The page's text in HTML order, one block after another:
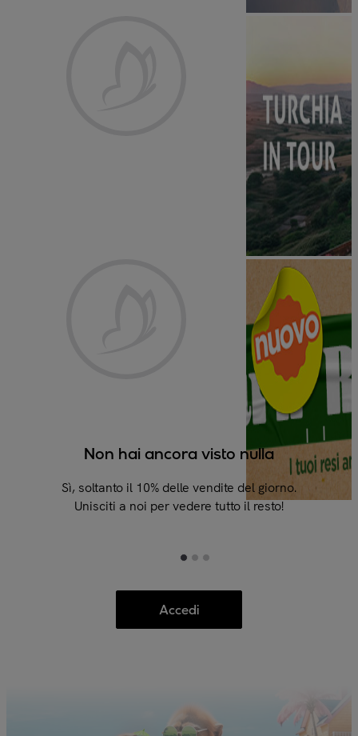
Non hai ancora visto nulla
Sì, soltanto il 10% delle vendite del giorno.
Unisciti a noi per vedere tutto il resto!
Accedi